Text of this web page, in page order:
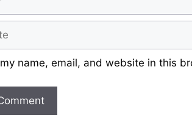
name, email, and website in this